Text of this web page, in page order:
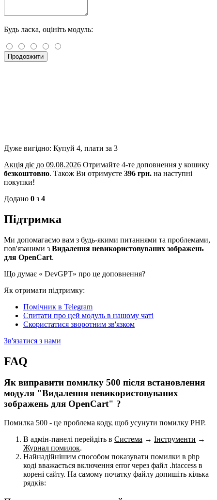
Будь ласка, оцініть модуль:
Продовжити
Дуже вигідно: Купуй 4, плати за 3
Акція діє до 09.08.2026 Отримайте 4-те доповнення у кошику
безкоштовно. Також Ви отримуєте 396 грн. на наступні
покупки!
Додано 0 з 4
Підтримка
Ми допомагаємо вам з будь-якими питаннями та проблемами,
пов'язаними з Видалення невикористовуваних зображень
для OpenCart.
Що думає « DevGPT» про це доповнення?
Як отримати підтримку:
Помічник в Telegram
Спитати про цей модуль в нашому чаті
Скористатися зворотним зв'язком
Зв'язатися з нами
FAQ
Як виправити помилку 500 після встановлення
модуля "Видалення невикористовуваних
зображень для OpenCart" ?
Помилка 500 - це проблема коду, щоб усунути помилку PHP.
В адмін-панелі перейдіть в Система → Інструменти →
Журнал помилок.
Найнадійнішим способом показувати помилки в php
коді вважається включення error через файл .htaccess в
корені сайту. На самому початку файлу допишіть кілька
рядків: